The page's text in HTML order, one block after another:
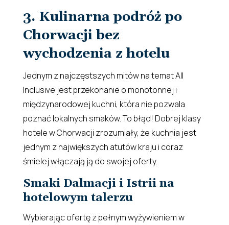
3. Kulinarna podróż po
Chorwacji bez
wychodzenia z hotelu
Jednym z najczęstszych mitów na temat All
Inclusive jest przekonanie o monotonnej i
międzynarodowej kuchni, która nie pozwala
poznać lokalnych smaków. To błąd! Dobrej klasy
hotele w Chorwacji zrozumiały, że kuchnia jest
jednym z największych atutów kraju i coraz
śmielej włączają ją do swojej oferty.
Smaki Dalmacji i Istrii na
hotelowym talerzu
Wybierając ofertę z pełnym wyżywieniem w